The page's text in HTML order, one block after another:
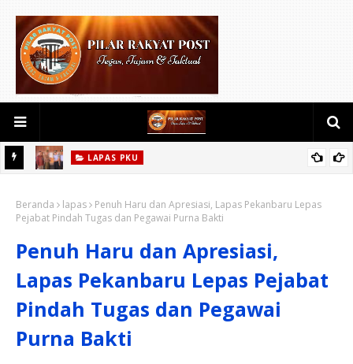
LAPAS PKU
Deteksi Dini Gangguan Keamanan dan Ketertiban, Lapas
Narkotika Rumbai Gelar Razia Rutin Blok Hunian
Beranda lapas
Penuh Haru dan Apresiasi, Lapas Pekanbaru Lepas
Pejabat Pindah Tugas dan Pegawai Purna Bakti
Penuh Haru dan Apresiasi,
Lapas Pekanbaru Lepas Pejabat
Pindah Tugas dan Pegawai
Purna Bakti